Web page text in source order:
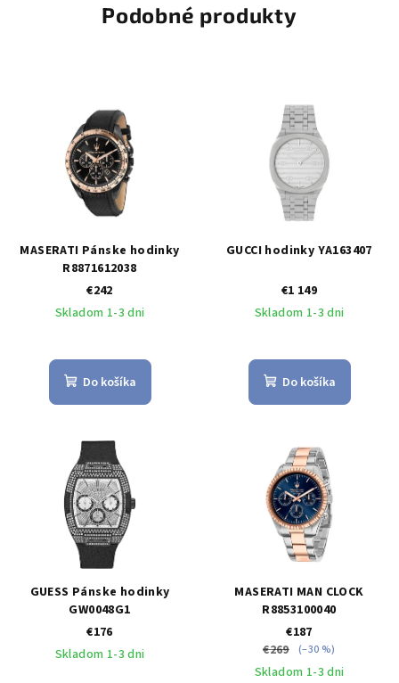
Podobné produkty
MASERATI Pánske hodinky
R8871612038
€242
Skladom 1-3 dni
Do košíka
GUCCI hodinky YA163407
€1 149
Skladom 1-3 dni
Do košíka
GUESS Pánske hodinky
GW0048G1
€176
Skladom 1-3 dni
MASERATI MAN CLOCK
R8853100040
€187
€269 (–30 %)
Skladom 1-3 dni